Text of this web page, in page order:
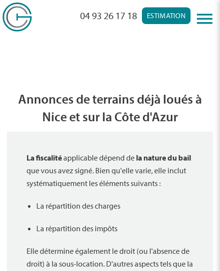
ESTIMATION
04 93 26 17 18
Annonces de terrains déjà loués à
Nice et sur la Côte d'Azur
La fiscalitéapplicable dépend de la nature du bail
que vous avez signé. Bien qu'elle varie, elle inclut
systématiquement les éléments suivants :
La répartition des charges
La répartition des impôts
Elle détermine également le droit (ou l'absence de
droit) à la sous-location. D'autres aspects tels que la